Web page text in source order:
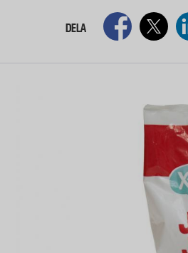
DELA